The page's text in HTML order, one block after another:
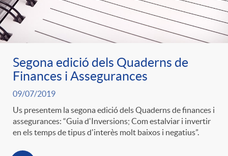
Segona edició dels Quaderns de
Finances i Assegurances
09/07/2019
Us presentem la segona edició dels Quaderns de finances i
assegurances: “Guia d'Inversions; Com estalviar i invertir
en els temps de tipus d'interès molt baixos i negatius”.